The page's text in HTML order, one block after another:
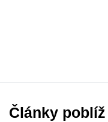
Články poblíž